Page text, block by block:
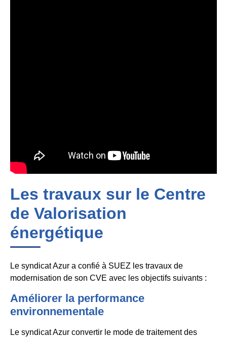
Les travaux sur le Centre
de Valorisation
énergétique
Le syndicat Azur a confié à SUEZ les travaux de
modernisation de son CVE avec les objectifs suivants :
Améliorer la performance
environnementale
Le syndicat Azur convertir le mode de traitement des